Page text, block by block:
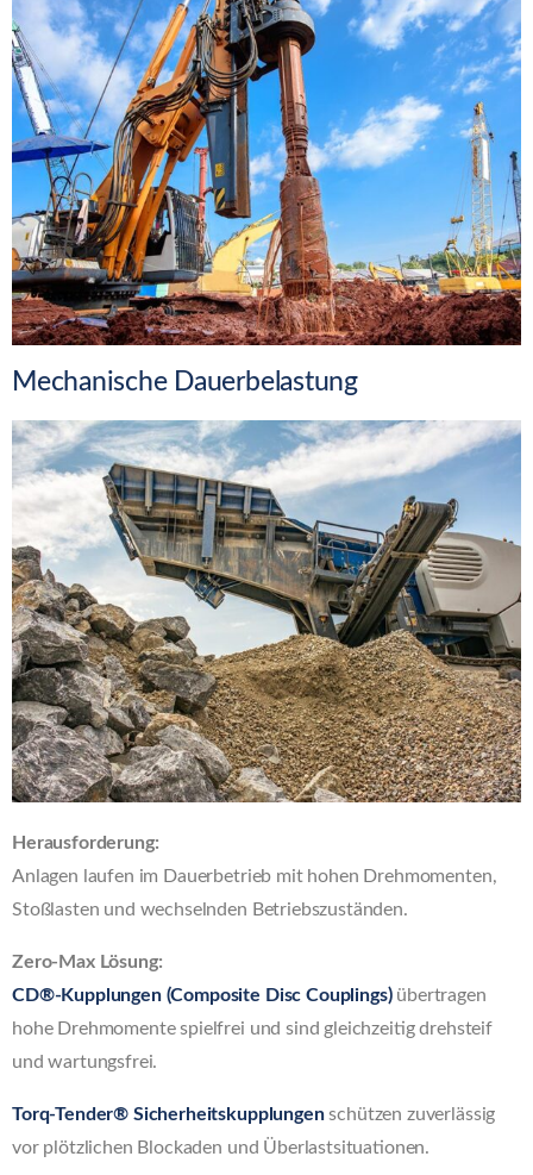
Mechanische Dauerbelastung
Herausforderung:
Anlagen laufen im Dauerbetrieb mit hohen Drehmomenten,
Stoßlasten und wechselnden Betriebszuständen.
Zero-Max Lösung:
CD®-Kupplungen (Composite Disc Couplings)übertragen
hohe Drehmomente spielfrei und sind gleichzeitig drehsteif
und wartungsfrei.
Torq-Tender® Sicherheitskupplungenschützen zuverlässig
vor plötzlichen Blockaden und Überlastsituationen.